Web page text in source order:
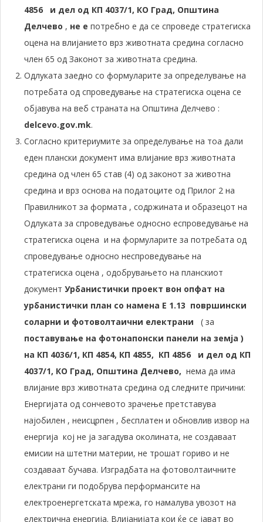
4856 и дел од КП 4037/1, КО Град, Општина
Делчево , не е потребно е да се спроведе стратегиска
оцена на влијанието врз животната средина согласно
член 65 од Законот за животната средина.
Одлуката заедно со формуларите за определување на
потребата од спроведување на стратегиска оцена се
објавува на веб страната на Општина Делчево :
delcevo.gov.mk.
Согласно критериумите за определување на тоа дали
еден плански документ има влијание врз животната
средина од член 65 став (4) од законот за животна
средина и врз основа на податоците од Прилог 2 на
Правилникот за формата , содржината и образецот на
Одлуката за спроведување односно еспроведување на
стратегиска оцена и на формуларите за потребата од
спроведување односно неспроведување на
стратегиска оцена , одобрувањето на планскиот
документ Урбанистички проект вон опфат на
урбанистички план со намена Е 1.13 површински
соларни и фотоволтаични електрани ( за
поставување на фотонапонски панели на земја )
на КП 4036/1, КП 4854, КП 4855, КП 4856 и дел од КП
4037/1, КО Град, Општина Делчево, нема да има
влијание врз животната средина од следните причини:
Енергијата од сончевото зрачење претставува
најобилен , неисцрпен , бесплатен и обновлив извор на
енергија кој не ја загадува околината, не создаваат
емисии на штетни материи, не трошат гориво и не
создаваат бучава. Изградбата на фотоволтаичните
електрани ги подобрува перформансите на
електроенергетската мрежа, го намалува увозот на
електрична енергија. Влијанијата кои ќе се јават во